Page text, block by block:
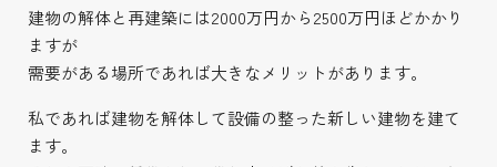
建物の解体と再建築には2000万円から2500万円ほどかかり
ますが
需要がある場所であれば大きなメリットがあります。
私であれば建物を解体して設備の整った新しい建物を建て
ます。